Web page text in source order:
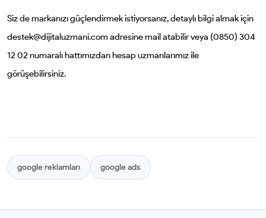
Siz de markanızı güçlendirmek istiyorsanız,detaylı bilgi almak için
destek@dijitaluzmani.com adresine mail atabilir veya (0850) 304
12 02 numaralı hattımızdan hesap uzmanlarımız ile
görüşebilirsiniz.
google reklamları google ads